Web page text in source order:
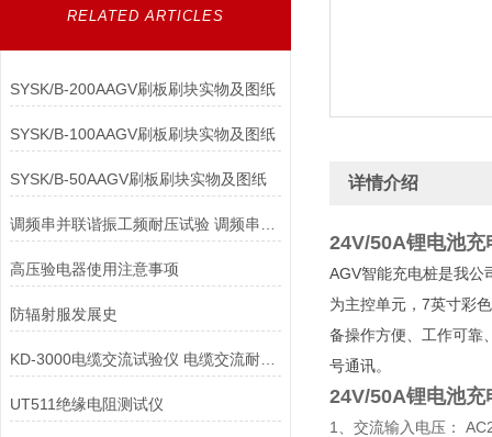
RELATED ARTICLES
SYSK/B-200AAGV刷板刷块实物及图纸
SYSK/B-100AAGV刷板刷块实物及图纸
SYSK/B-50AAGV刷板刷块实物及图纸
高压验电器使用注意事项
防辐射服发展史
KD-3000电缆交流试验仪 电缆交流耐压试验设备
UT511绝缘电阻测试仪
详情介绍
24V/50A锂电池充
AGV智能充电桩是我公
为主控单元，7英寸彩
备操作方便、工作可靠
号通讯。
24V/50A锂电池充
1、交流输入电压：